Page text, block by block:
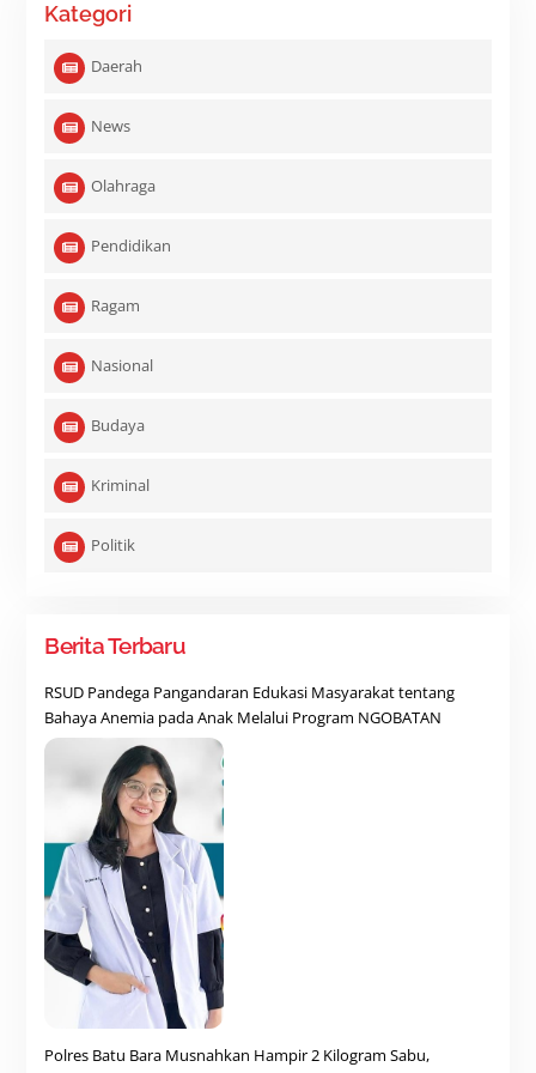
Kategori
Daerah
News
Olahraga
Pendidikan
Ragam
Nasional
Budaya
Kriminal
Politik
Berita Terbaru
RSUD Pandega Pangandaran Edukasi Masyarakat tentang
Bahaya Anemia pada Anak Melalui Program NGOBATAN
Polres Batu Bara Musnahkan Hampir 2 Kilogram Sabu,